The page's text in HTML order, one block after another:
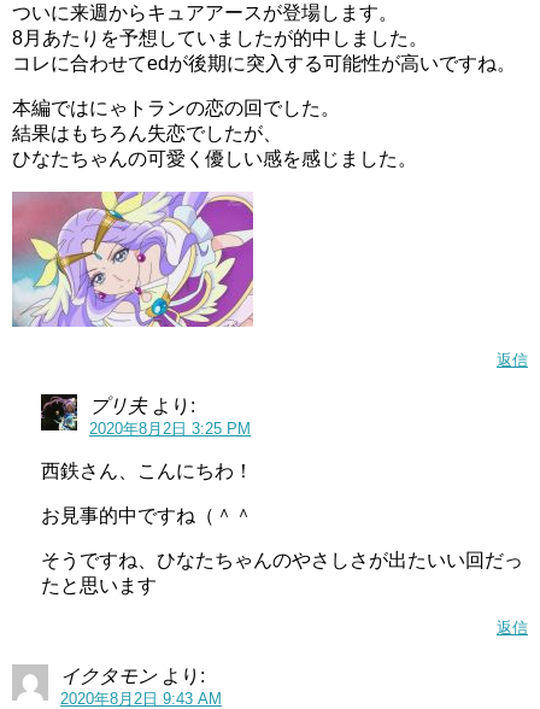
スポンサーリンク
— 実況野郎ななーりん (@Nir7YE)
いうオチでした(;’∀’)
ニャトランにとっては気の毒な展開に笑
燃え尽きたぜ… #precure
ついに来週からキュアアースが登場します。
8月あたりを予想していましたが的中しました。
コレに合わせてedが後期に突入する可能性が高いですね。
本編ではにゃトランの恋の回でした。
結果はもちろん失恋でしたが、
ひなたちゃんの可愛く優しい感を感じました。
返信
プリ夫 より:
2020年8月2日 3:25 PM
西鉄さん、こんにちわ！
お見事的中ですね（＾＾
そうですね、ひなたちゃんのやさしさが出たいい回だっ
たと思います
返信
イクタモン より:
2020年8月2日 9:43 AM